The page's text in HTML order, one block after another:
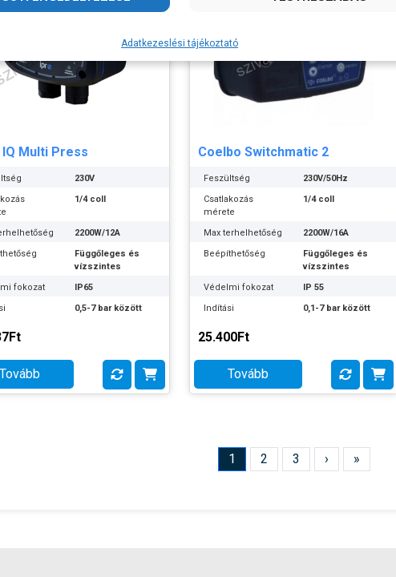
IQ Multi Press
230V
1/4 coll
2200W/12A
Függőleges és
vízszintes
fokozat
IP65
0,5-7 bar között
súlya:
0.7 kg
Tovább
Coelbo Switchmatic 2
Feszültség
230V/50Hz
Csatlakozás
mérete
1/4 coll
Max terhelhetőség
2200W/16A
Beépíthetőség
Függőleges és
vízszintes
Védelmi fokozat
IP 55
Indítási
0,1-7 bar között
Legkissebb
Termék súlya:
0.25 kg
információ:
25.400Ft
Tovább
1 2 3 › »
Adatkezeslési tájékoztató